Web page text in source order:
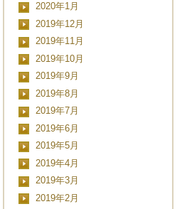
2020年1月
2019年12月
2019年11月
2019年10月
2019年9月
2019年8月
2019年7月
2019年6月
2019年5月
2019年4月
2019年3月
2019年2月
■■■日付■■■